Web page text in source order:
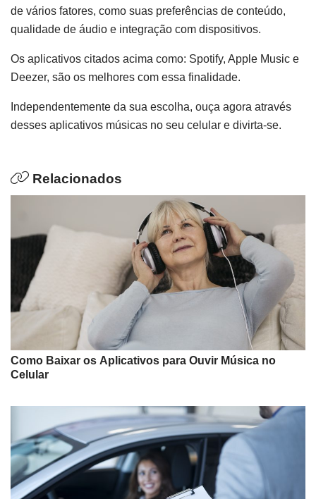
de vários fatores, como suas preferências de conteúdo,
qualidade de áudio e integração com dispositivos.
Os aplicativos citados acima como: Spotify, Apple Music e
Deezer, são os melhores com essa finalidade.
Independentemente da sua escolha, ouça agora através
desses aplicativos músicas no seu celular e divirta-se.
Relacionados
Como Baixar os Aplicativos para Ouvir Música no
Celular